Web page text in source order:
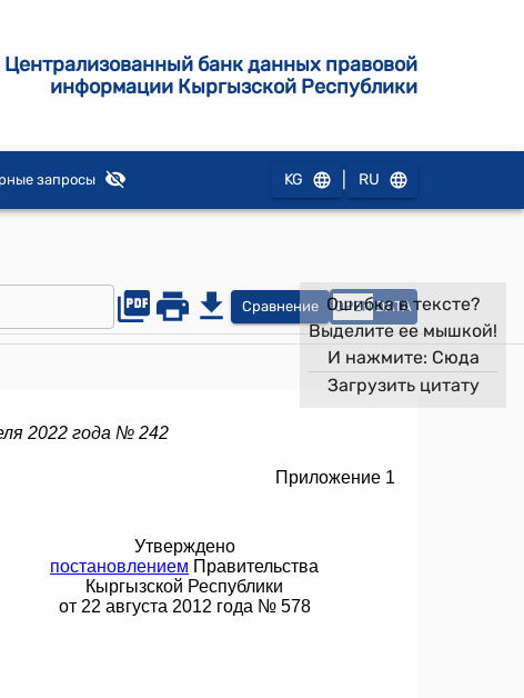
Централизованный банк данных правовой
информации Кыргызской Республики
запросы KG RU
Сравнение OPEN DATA
Ошибка в тексте?
Выделите ее мышкой!
И нажмите: Сюда
Загрузить цитату